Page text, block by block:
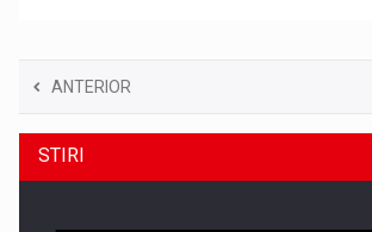
ANTERIOR
STIRI